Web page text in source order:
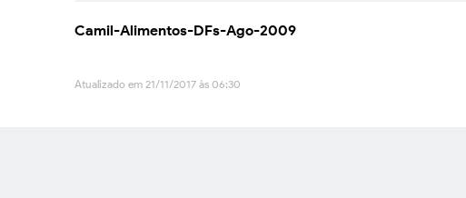
Camil-Alimentos-DFs-Ago-2009
Atualizado em 21/11/2017 às 06:30